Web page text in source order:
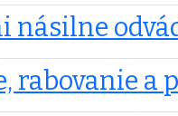
rabovanie a